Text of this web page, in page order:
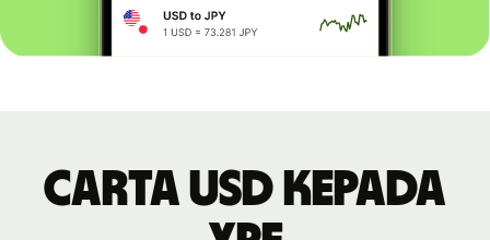
Carta USD kepada